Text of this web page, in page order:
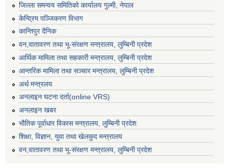
जिल्ला समन्वय समितिको कार्यालय गुल्मी, नेपाल
केन्द्रिय पञ्जिकरण विभाग
कान्तिपुर दैनिक
वन,वातावरण तथा भू-संरक्षण मन्त्रालय, लुम्बिनी प्रदेश
आर्थिक मामिला तथा सहकारी मन्त्रालय, लुम्बिनी प्रदेश
आन्तरिक मामिला तथा सञ्चार मन्त्रालय, लुम्बिनी प्रदेश
अर्थ मन्त्रलय
अनलाइन घटना दर्ता(online VRS)
अनलाइन खबर
भौतिक पूर्वाधार विकास मन्त्रालय, लुम्बिनी प्रदेश
शिक्षा, विज्ञान, युवा तथा खेलकुद मन्‍‍त्रालय
वन,वातावरण तथा भू-संरक्षण मन्त्रालय, लुम्बिनी प्रदेश